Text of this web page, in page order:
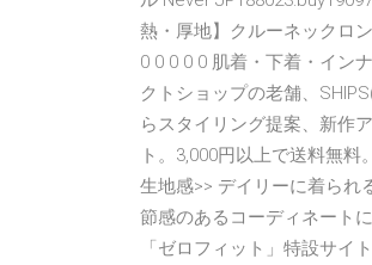
熱・厚地】クルーネックロ
0 0 0 0 0 肌着・下着・イン
クトショップの老舗、
らスタイリング提案、新作
ト。3,000円以上で送料無
生地感>> デイリーに着られ
節感のあるコーディネート
「ゼロフィット」特設サイ